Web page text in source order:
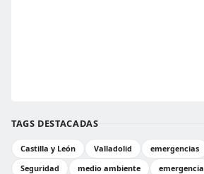
TAGS DESTACADAS
Castilla y León Valladolid emergencias
Seguridad
medio ambiente emergencia